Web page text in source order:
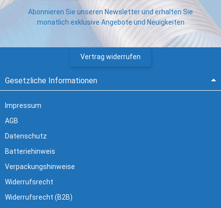
Abonnieren Sie unseren Newsletter und erhalten Sie
monatlich exklusive Angebote und Neuigkeiten
Vertrag widerrufen
Gesetzliche Informationen
Impressum
AGB
Datenschutz
Batteriehinweis
Verpackungshinweise
Widerrufsrecht
Widerrufsrecht (B2B)